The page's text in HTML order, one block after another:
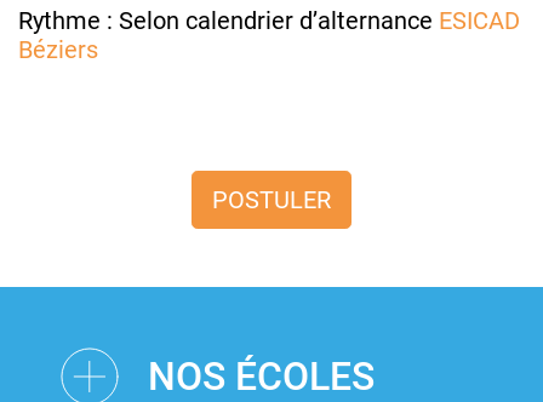
Rythme : Selon calendrier d’alternance ESICAD
Béziers
POSTULER
NOS ÉCOLES